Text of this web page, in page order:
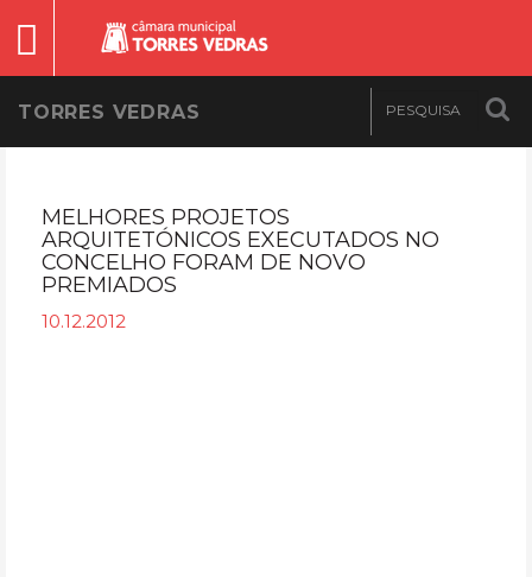
TORRES VEDRAS
MELHORES PROJETOS
ARQUITETÓNICOS EXECUTADOS NO
CONCELHO FORAM DE NOVO
PREMIADOS
10.12.2012